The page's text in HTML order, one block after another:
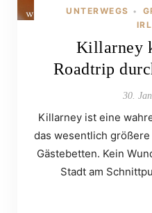
UNTERWEGS •
Killarney
Roadtrip
30.
Killarney ist eine
das wesentlich
Gästebetten. Kein
Stadt am